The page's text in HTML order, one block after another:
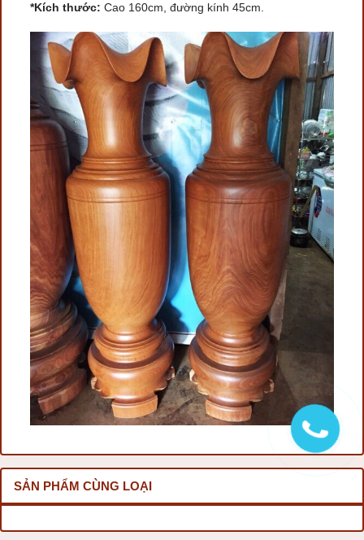
*Kích thước: Cao 160cm, đường kính 45cm.
SẢN PHẨM CÙNG LOẠI